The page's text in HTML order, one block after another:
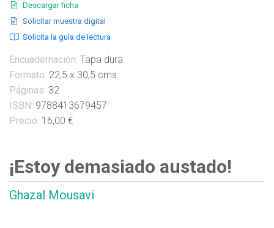
Descargar ficha
Solicitar muestra digital
Solicita la guía de lectura
Encuadernación: Tapa dura
Formato: 22,5 x 30,5 cms.
Páginas: 32
ISBN: 9788413679457
Precio: 16,00 €
¡Estoy demasiado austado!
Ghazal Mousavi